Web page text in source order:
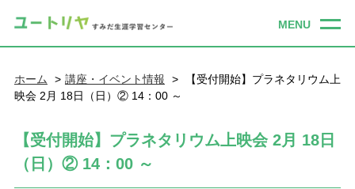
ホーム 講座・イベント情報
【受付開始】プラネタリウム上
映会 2月 18日（日）② 14：00 ～
【受付開始】プラネタリウム上映会 2月 18日
（日）② 14：00 ～